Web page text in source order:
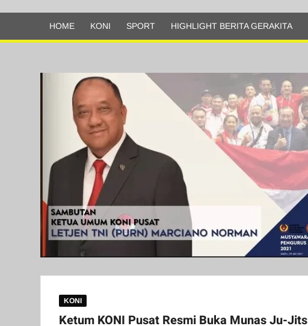
Olahraga
HOME KONI SPORT HIGHLIGHT BERITA GERAKITA
KONI
Ketum KONI Pusat Resmi Buka Munas Ju-